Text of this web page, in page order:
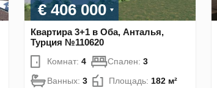
€ 406 000
Квартира 3+1 в Оба, Анталья,
Турция №110620
Комнат: 4 Спален: 3
Ванных: 3 Площадь: 182 м²